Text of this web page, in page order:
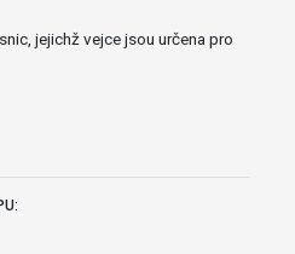
jejichž vejce jsou určena pro